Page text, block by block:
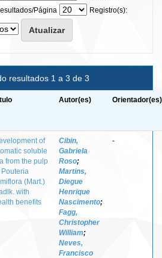
Página
Registro(s):
resultados 1 a 3 de 3
Autor(es) Orientador(es)
of
soluble
from the pulp
Pouteria
(Mart.)
with
benefits
Cibin,
Gabriela
Roso;
Martins,
Diegue
Henrique
Nascimento;
Fagg,
Christopher
William;
Neves,
Francisco
-